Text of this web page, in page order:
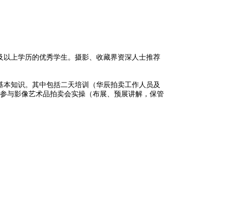
上学历的优秀学生。摄影、收藏界资深人士推荐
知识。其中包括二天培训（华辰拍卖工作人员及
与影像艺术品拍卖会实操（布展、预展讲解，保管